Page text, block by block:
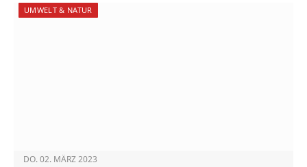
UMWELT & NATUR
DO. 02. MÄRZ 2023